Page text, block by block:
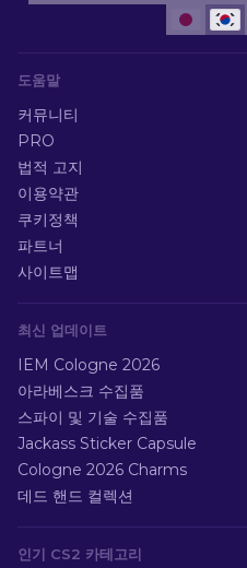
도움말
커뮤니티
PRO
법적 고지
이용약관
쿠키정책
파트너
사이트맵
최신 업데이트
IEM Cologne 2026
아라베스크 수집품
스파이 및 기술 수집품
Jackass Sticker Capsule
Cologne 2026 Charms
데드 핸드 컬렉션
인기 CS2 카테고리